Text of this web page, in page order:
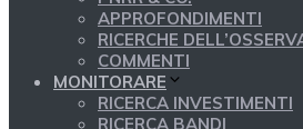
APPROFONDIMENTI
RICERCHE
COMMENTI
MONITORARE
RICERCA INVESTIMENTI
RICERCA BANDI